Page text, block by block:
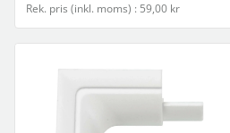
Rek. pris (inkl. moms) : 59,00 kr